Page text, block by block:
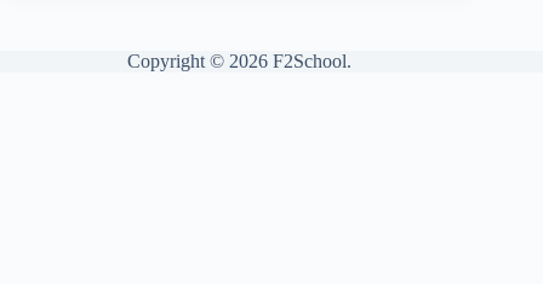
Copyright © 2026 F2School.